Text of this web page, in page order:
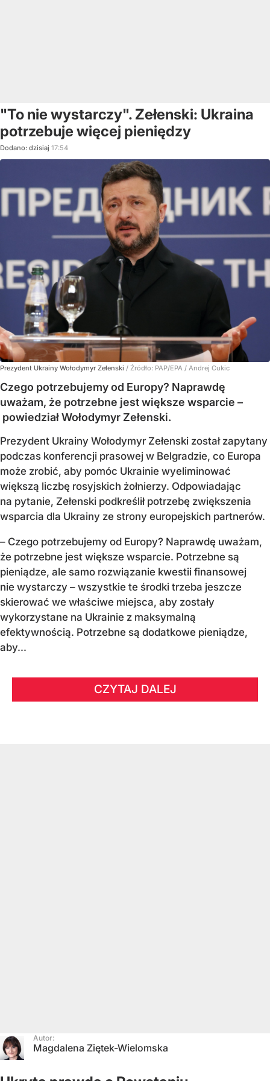
"To nie wystarczy". Zełenski: Ukraina
potrzebuje więcej pieniędzy
Dodano: dzisiaj 17:54
Prezydent Ukrainy Wołodymyr Zełenski / Źródło: PAP/EPA / Andrej Cukic
Czego potrzebujemy od Europy? Naprawdę
uważam, że potrzebne jest większe wsparcie –
powiedział Wołodymyr Zełenski.
Prezydent Ukrainy Wołodymyr Zełenski został zapytany
podczas konferencji prasowej w Belgradzie, co Europa
może zrobić, aby pomóc Ukrainie wyeliminować
większą liczbę rosyjskich żołnierzy. Odpowiadając
na pytanie, Zełenski podkreślił potrzebę zwiększenia
wsparcia dla Ukrainy ze strony europejskich partnerów.
– Czego potrzebujemy od Europy? Naprawdę uważam,
że potrzebne jest większe wsparcie. Potrzebne są
pieniądze, ale samo rozwiązanie kwestii finansowej
nie wystarczy – wszystkie te środki trzeba jeszcze
skierować we właściwe miejsca, aby zostały
wykorzystane na Ukrainie z maksymalną
efektywnością. Potrzebne są dodatkowe pieniądze,
aby...
CZYTAJ DALEJ
Autor:
Magdalena Ziętek-Wielomska